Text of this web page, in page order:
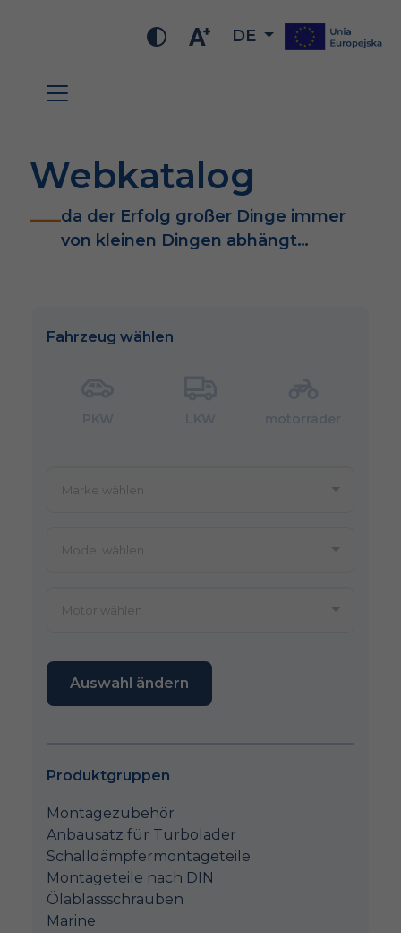
DE
Webkatalog
da der Erfolg großer Dinge immer
von kleinen Dingen abhängt…
Fahrzeug wählen
Auswahl ändern
Produktgruppen
Montagezubehör
Anbausatz für Turbolader
Schalldämpfermontageteile
Montageteile nach DIN
Ölablassschrauben
Marine